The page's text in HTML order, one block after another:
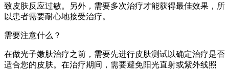
致皮肤反应过敏。另外，需要多次治疗才能获得最佳效果，所
以患者需要耐心地接受治疗。
需要注意什么？
在做光子嫩肤治疗之前，需要先进行皮肤测试以确定治疗是否
适合您的皮肤。在治疗期间，需要避免阳光直射或紫外线照